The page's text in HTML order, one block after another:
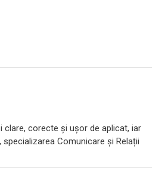
clare, corecte și ușor de aplicat, iar
Comunicare și Relații